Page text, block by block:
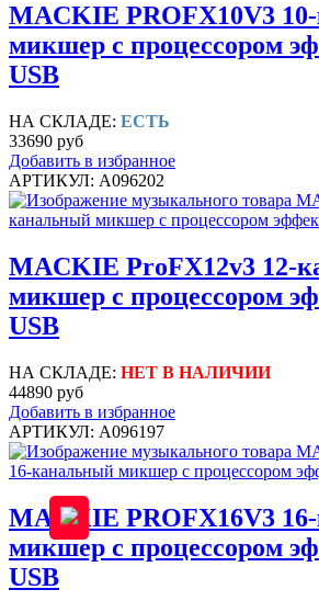
MACKIE PROFX10V3
микшер с процессором
USB
НА СКЛАДЕ: ЕСТЬ
33690 руб
Добавить в избранное
АРТИКУЛ: A096202
MACKIE ProFX12v3 12-
микшер с процессором
USB
НА СКЛАДЕ: НЕТ В НАЛИЧИИ
44890 руб
Добавить в избранное
АРТИКУЛ: A096197
MACKIE PROFX16V3
микшер с процессором
USB